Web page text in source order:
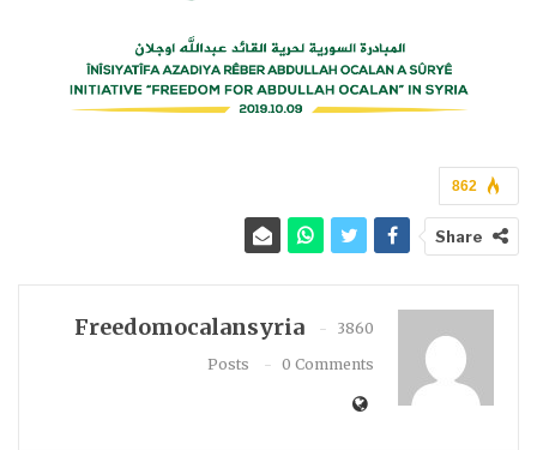
862
Share
Freedomocalansyria
3860
Posts
0 Comments